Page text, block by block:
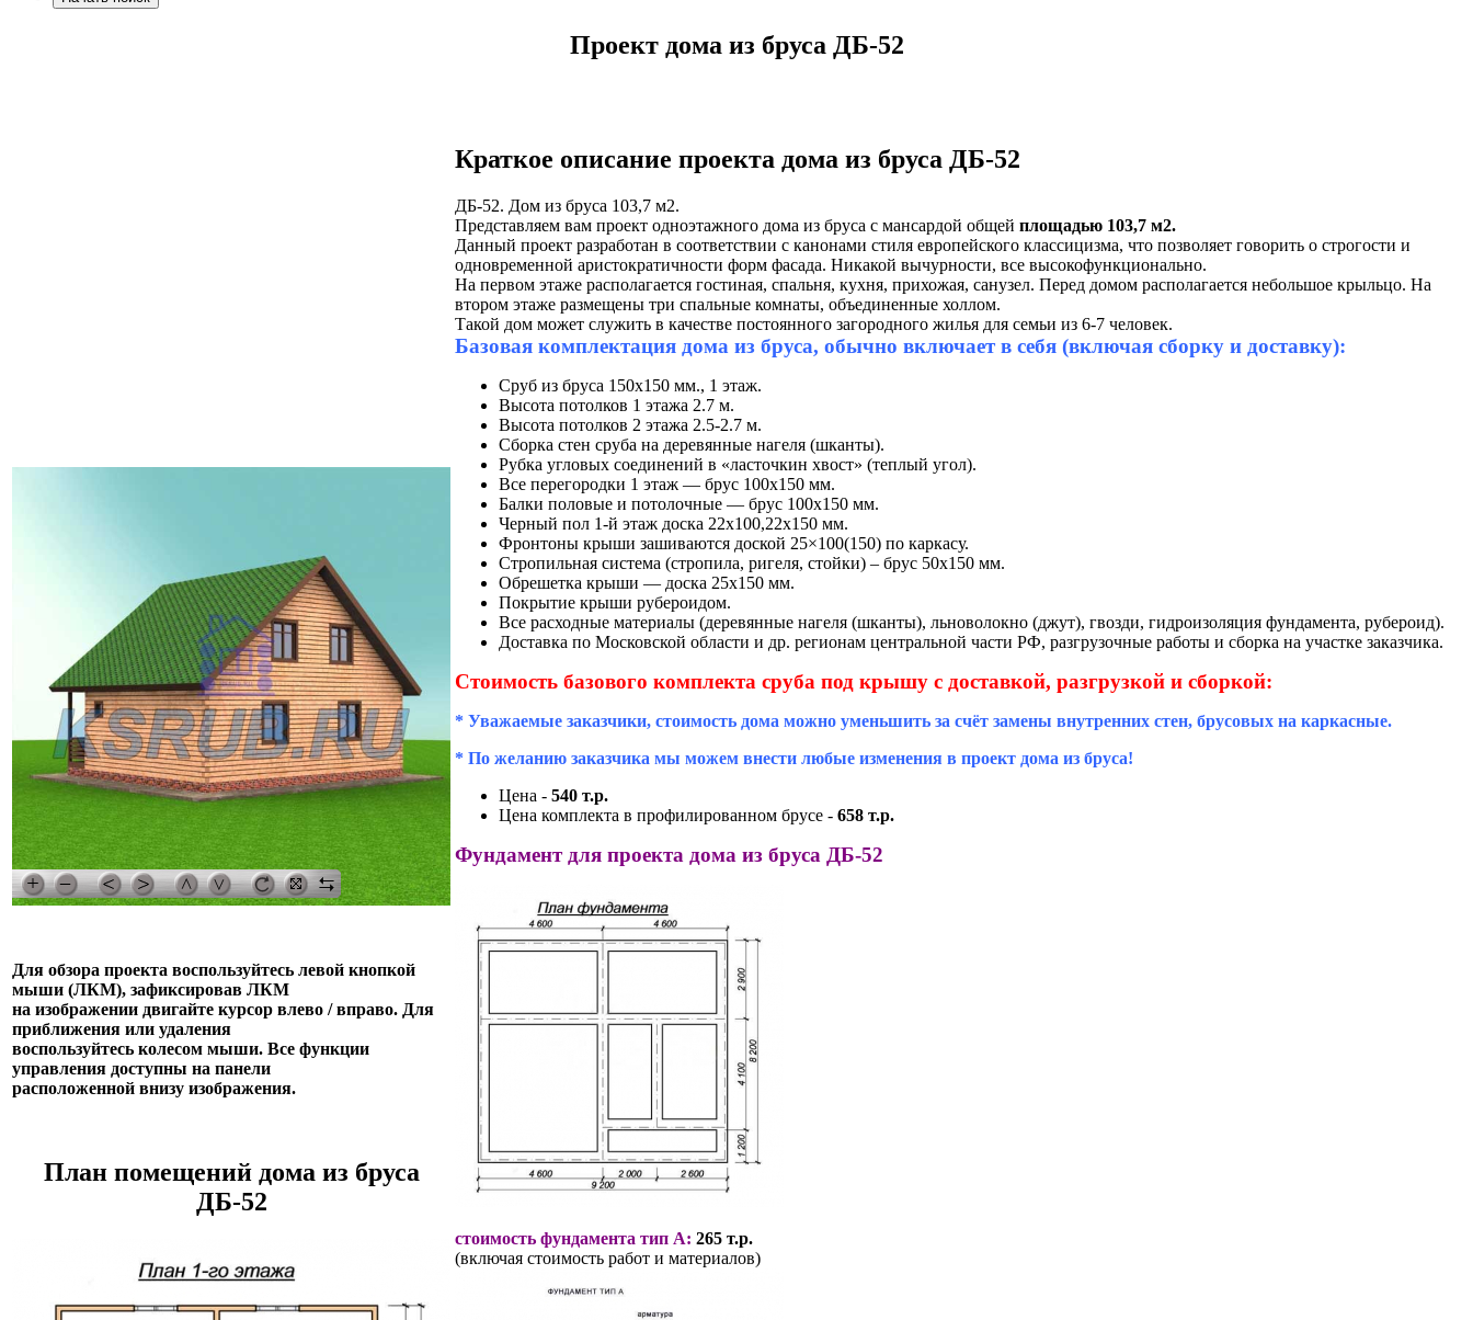
Проект дома из бруса ДБ-52
Для обзора проекта воспользуйтесь левой кнопкой
мыши (ЛКМ), зафиксировав ЛКМ
на изображении двигайте курсор влево / вправо. Для
приближения или удаления
воспользуйтесь колесом мыши. Все функции
управления доступны на панели
расположенной внизу изображения.
План помещений дома из бруса
ДБ-52
Краткое описание проекта дома из бруса ДБ-52
ДБ-52. Дом из бруса 103,7 м2.
Представляем вам проект одноэтажного дома из бруса с мансардой общей площадью 103,7 м2.
Данный проект разработан в соответствии с канонами стиля европейского классицизма, что позволяет говорить о строгости и
одновременной аристократичности форм фасада. Никакой вычурности, все высокофункционально.
На первом этаже располагается гостиная, спальня, кухня, прихожая, санузел. Перед домом располагается небольшое крыльцо. На
втором этаже размещены три спальные комнаты, объединенные холлом.
Такой дом может служить в качестве постоянного загородного жилья для семьи из 6-7 человек.
Базовая комплектация дома из бруса, обычно включает в себя (включая сборку и доставку):
Сруб из бруса 150х150 мм., 1 этаж.
Высота потолков 1 этажа 2.7 м.
Высота потолков 2 этажа 2.5-2.7 м.
Сборка стен сруба на деревянные нагеля (шканты).
Рубка угловых соединений в «ласточкин хвост» (теплый угол).
Все перегородки 1 этаж — брус 100х150 мм.
Балки половые и потолочные — брус 100х150 мм.
Черный пол 1-й этаж доска 22х100,22х150 мм.
Фронтоны крыши зашиваются доской 25×100(150) по каркасу.
Стропильная система (стропила, ригеля, стойки) – брус 50х150 мм.
Обрешетка крыши — доска 25х150 мм.
Покрытие крыши рубероидом.
Все расходные материалы (деревянные нагеля (шканты), льноволокно (джут), гвозди, гидроизоляция фундамента, рубероид).
Доставка по Московской области и др. регионам центральной части РФ, разгрузочные работы и сборка на участке заказчика.
Стоимость базового комплекта сруба под крышу с доставкой, разгрузкой и сборкой:
* Уважаемые заказчики, стоимость дома можно уменьшить за счёт замены внутренних стен, брусовых на каркасные.
* По желанию заказчика мы можем внести любые изменения в проект дома из бруса!
Цена - 540 т.р.
Цена комплекта в профилированном брусе - 658 т.р.
Фундамент для проекта дома из бруса ДБ-52
стоимость фундамента тип А: 265 т.р.
(включая стоимость работ и материалов)